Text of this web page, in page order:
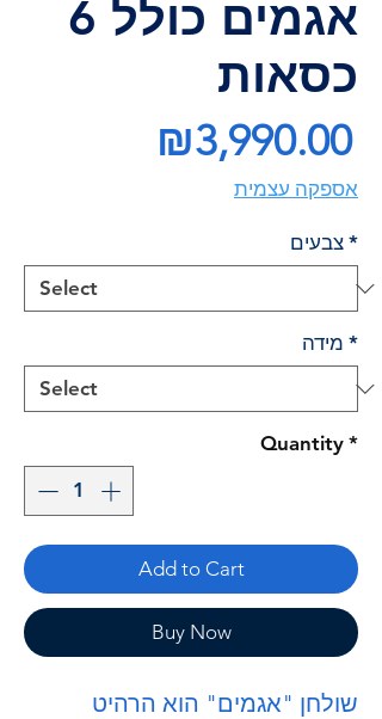
אגמים כולל 6
כסאות
₪3,990.00
אספקה עצמית
צבעים *
מידה *
Quantity *
Add to Cart
Buy Now
שולחן "אגמים" הוא הרהיט